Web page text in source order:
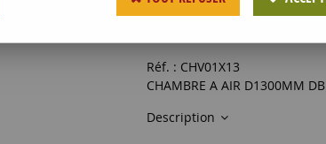
51,49€HT
Réf. : CHV01X13
CHAMBRE A AIR D1300MM
Description